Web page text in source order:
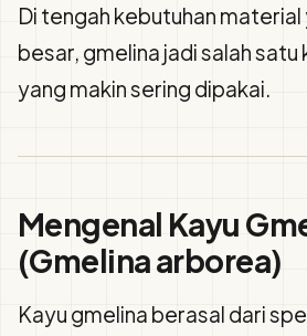
Di tengah kebutuhan material
besar, gmelina jadi salah
yang makin sering dipakai.
Mengenal Kayu
(Gmelina arborea)
Kayu gmelina berasal dari